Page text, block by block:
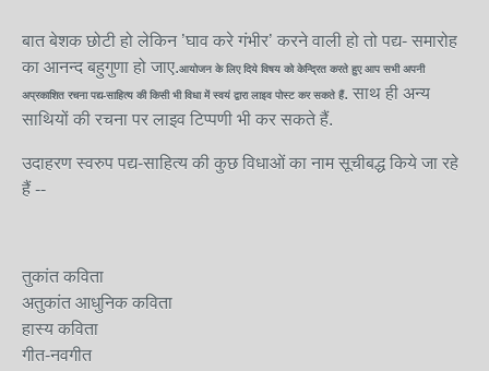
बात बेशक छोटी हो लेकिन ’घाव करे गंभीर’ करने वाली हो तो पद्य- समारोह
का आनन्द बहुगुणा हो जाए.आयोजन के लिए दिये विषय को केन्द्रित करते हुए आप सभी अपनी
अप्रकाशित रचना पद्य-साहित्य की किसी भी विधा में स्वयं द्वारा लाइव पोस्ट कर सकते हैं. साथ ही अन्य
साथियों की रचना पर लाइव टिप्पणी भी कर सकते हैं.
उदाहरण स्वरुप पद्य-साहित्य की कुछ विधाओं का नाम सूचीबद्ध किये जा रहे
हैं --
तुकांत कविता
अतुकांत आधुनिक कविता
हास्य कविता
गीत-नवगीत